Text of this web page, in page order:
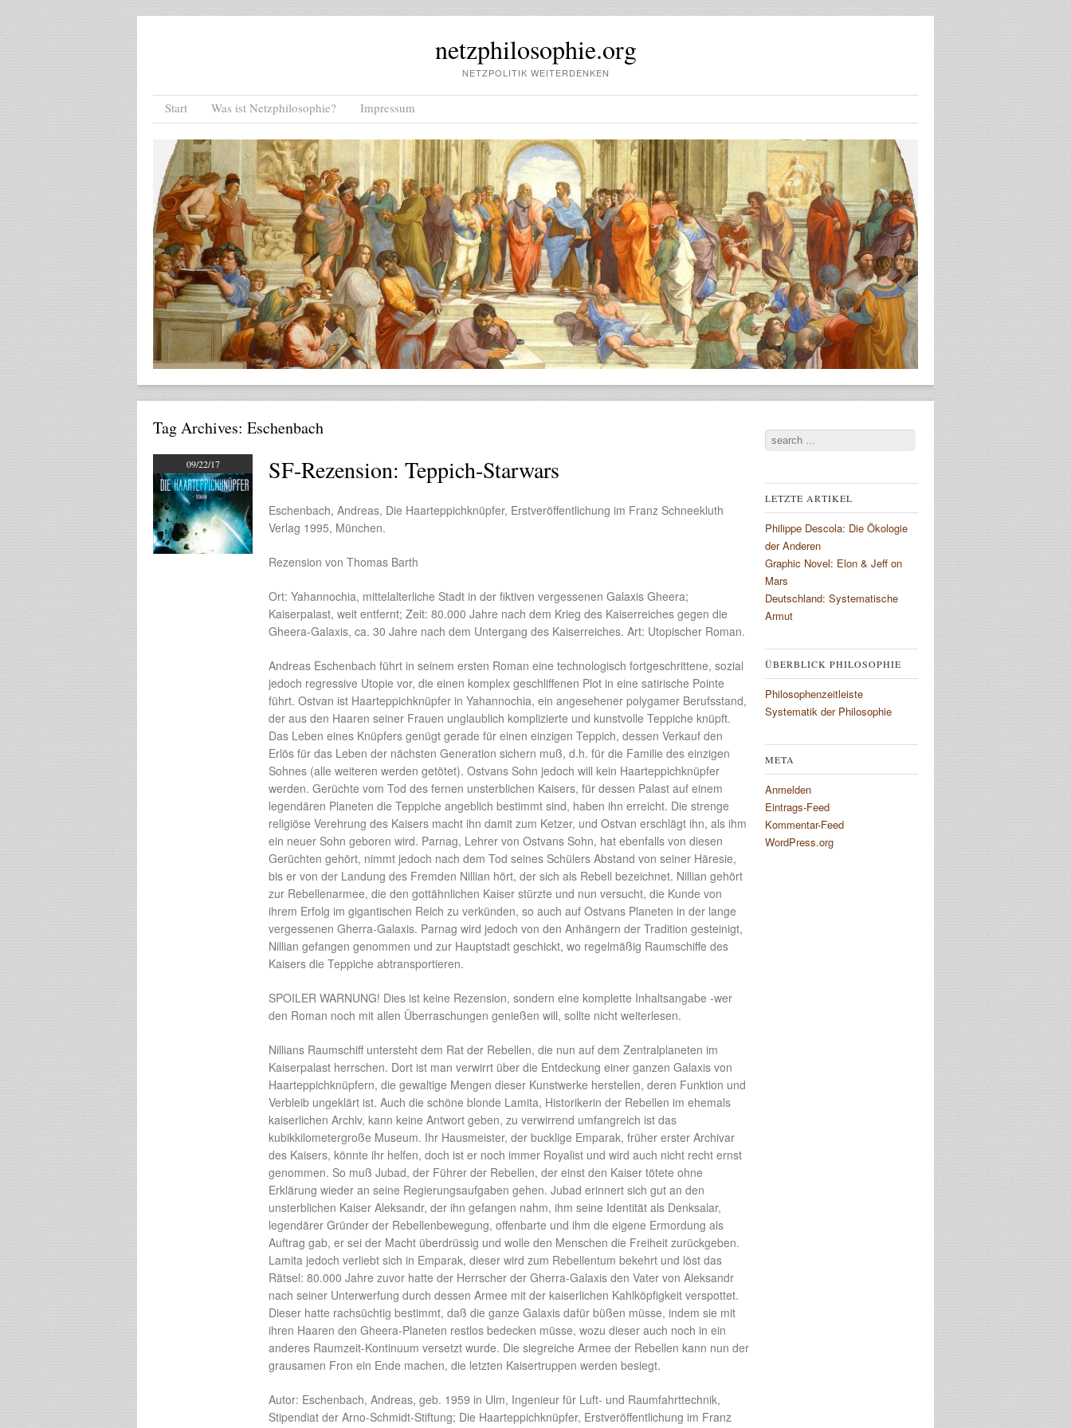
netzphilosophie.org
NETZPOLITIK WEITERDENKEN
Menu
Skip to content
Start Was ist Netzphilosophie? Impressum
Tag Archives: Eschenbach
09/22/17 SF-Rezension: Teppich-Starwars
Eschenbach, Andreas, Die Haarteppichknüpfer, Erstveröffentlichung im Franz Schneekluth
Verlag 1995, München.
Rezension von Thomas Barth
Ort: Yahannochia, mittelalterliche Stadt in der fiktiven vergessenen Galaxis Gheera;
Kaiserpalast, weit entfernt; Zeit: 80.000 Jahre nach dem Krieg des Kaiserreiches gegen die
Gheera-Galaxis, ca. 30 Jahre nach dem Untergang des Kaiserreiches. Art: Utopischer Roman.
Andreas Eschenbach führt in seinem ersten Roman eine technologisch fortgeschrittene, sozial
jedoch regressive Utopie vor, die einen komplex geschliffenen Plot in eine satirische Pointe
führt. Ostvan ist Haarteppichknüpfer in Yahannochia, ein angesehener polygamer Berufsstand,
der aus den Haaren seiner Frauen unglaublich komplizierte und kunstvolle Teppiche knüpft.
Das Leben eines Knüpfers genügt gerade für einen einzigen Teppich, dessen Verkauf den
Erlös für das Leben der nächsten Generation sichern muß, d.h. für die Familie des einzigen
Sohnes (alle weiteren werden getötet). Ostvans Sohn jedoch will kein Haarteppichknüpfer
werden. Gerüchte vom Tod des fernen unsterblichen Kaisers, für dessen Palast auf einem
legendären Planeten die Teppiche angeblich bestimmt sind, haben ihn erreicht. Die strenge
religiöse Verehrung des Kaisers macht ihn damit zum Ketzer, und Ostvan erschlägt ihn, als ihm
ein neuer Sohn geboren wird. Parnag, Lehrer von Ostvans Sohn, hat ebenfalls von diesen
Gerüchten gehört, nimmt jedoch nach dem Tod seines Schülers Abstand von seiner Häresie,
bis er von der Landung des Fremden Nillian hört, der sich als Rebell bezeichnet. Nillian gehört
zur Rebellenarmee, die den gottähnlichen Kaiser stürzte und nun versucht, die Kunde von
ihrem Erfolg im gigantischen Reich zu verkünden, so auch auf Ostvans Planeten in der lange
vergessenen Gherra-Galaxis. Parnag wird jedoch von den Anhängern der Tradition gesteinigt,
Nillian gefangen genommen und zur Hauptstadt geschickt, wo regelmäßig Raumschiffe des
Kaisers die Teppiche abtransportieren.
SPOILER WARNUNG! Dies ist keine Rezension, sondern eine komplette Inhaltsangabe -wer
den Roman noch mit allen Überraschungen genießen will, sollte nicht weiterlesen.
Nillians Raumschiff untersteht dem Rat der Rebellen, die nun auf dem Zentralplaneten im
Kaiserpalast herrschen. Dort ist man verwirrt über die Entdeckung einer ganzen Galaxis von
Haarteppichknüpfern, die gewaltige Mengen dieser Kunstwerke herstellen, deren Funktion und
Verbleib ungeklärt ist. Auch die schöne blonde Lamita, Historikerin der Rebellen im ehemals
kaiserlichen Archiv, kann keine Antwort geben, zu verwirrend umfangreich ist das
kubikkilometergroße Museum. Ihr Hausmeister, der bucklige Emparak, früher erster Archivar
des Kaisers, könnte ihr helfen, doch ist er noch immer Royalist und wird auch nicht recht ernst
genommen. So muß Jubad, der Führer der Rebellen, der einst den Kaiser tötete ohne
Erklärung wieder an seine Regierungsaufgaben gehen. Jubad erinnert sich gut an den
unsterblichen Kaiser Aleksandr, der ihn gefangen nahm, ihm seine Identität als Denksalar,
legendärer Gründer der Rebellenbewegung, offenbarte und ihm die eigene Ermordung als
Auftrag gab, er sei der Macht überdrüssig und wolle den Menschen die Freiheit zurückgeben.
Lamita jedoch verliebt sich in Emparak, dieser wird zum Rebellentum bekehrt und löst das
Rätsel: 80.000 Jahre zuvor hatte der Herrscher der Gherra-Galaxis den Vater von Aleksandr
nach seiner Unterwerfung durch dessen Armee mit der kaiserlichen Kahlköpfigkeit verspottet.
Dieser hatte rachsüchtig bestimmt, daß die ganze Galaxis dafür büßen müsse, indem sie mit
ihren Haaren den Gheera-Planeten restlos bedecken müsse, wozu dieser auch noch in ein
anderes Raumzeit-Kontinuum versetzt wurde. Die siegreiche Armee der Rebellen kann nun der
grausamen Fron ein Ende machen, die letzten Kaisertruppen werden besiegt.
Autor: Eschenbach, Andreas, geb. 1959 in Ulm, Ingenieur für Luft- und Raumfahrttechnik,
Stipendiat der Arno-Schmidt-Stiftung; Die Haarteppichknüpfer, Erstveröffentlichung im Franz
Search
LETZTE ARTIKEL
Philippe Descola: Die Ökologie
der Anderen
Graphic Novel: Elon & Jeff on
Mars
Deutschland: Systematische
Armut
ÜBERBLICK PHILOSOPHIE
Philosophenzeitleiste
Systematik der Philosophie
META
Anmelden
Eintrags-Feed
Kommentar-Feed
WordPress.org